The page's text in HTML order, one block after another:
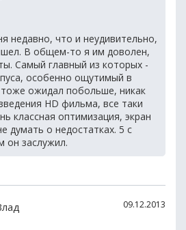
недавно, что и неудивительно,
В общем-то я им доволен,
Самый главный из которых -
особенно ощутимый в
тоже ожидал побольше, никак
HD фильма, все таки
классная оптимизация, экран
думать о недостатках. 5 с
он заслужил.
09.12.2013